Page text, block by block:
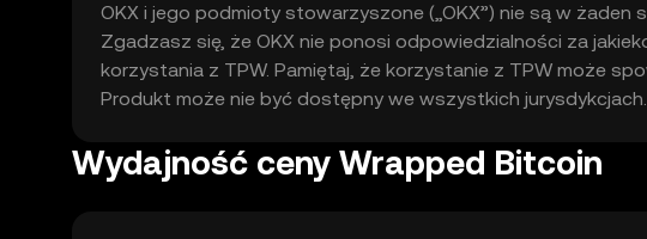
OKX i jego podmioty stowarzyszone („OKX”) nie są w
Zgadzasz się, że OKX nie ponosi odpowiedzialności za
korzystania z TPW. Pamiętaj, że korzystanie z TPW może
Produkt może nie być dostępny we wszystkich jurysdykcjach.
Wydajność ceny Wrapped Bitcoin